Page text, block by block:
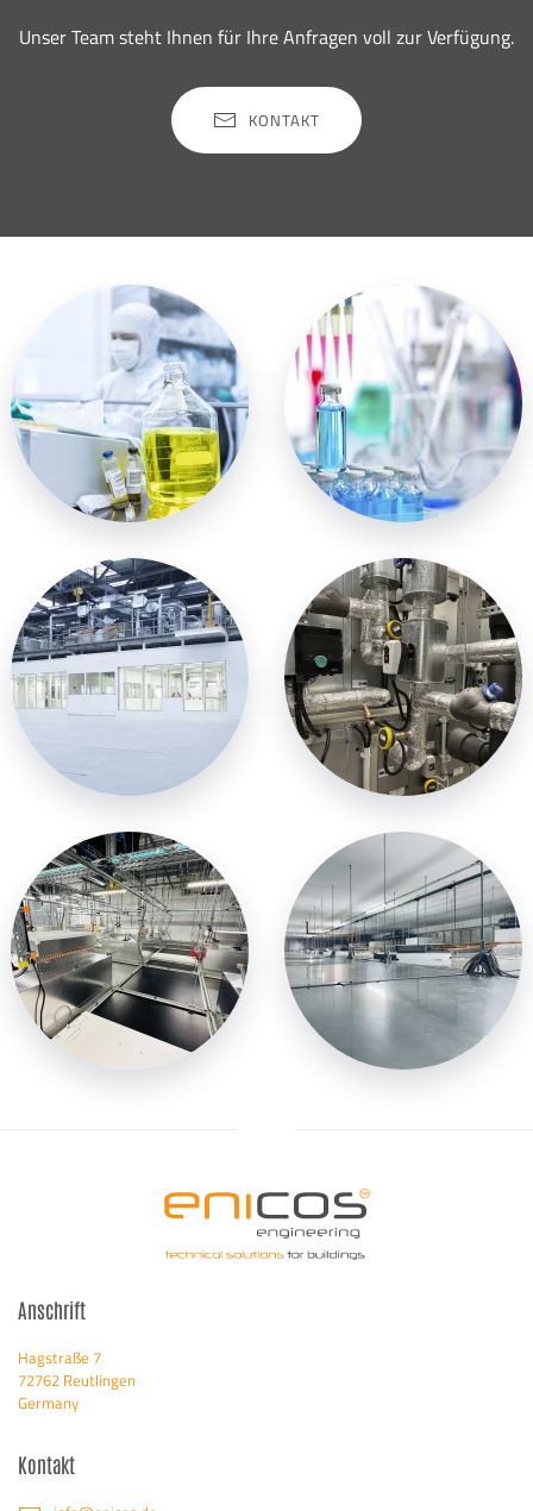
Unser Team steht Ihnen für Ihre Anfragen voll zur Verfügung.
KONTAKT
Anschrift
Hagstraße 7
72762 Reutlingen
Germany
Kontakt